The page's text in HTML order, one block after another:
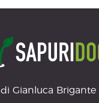
di Gianluca Brigante